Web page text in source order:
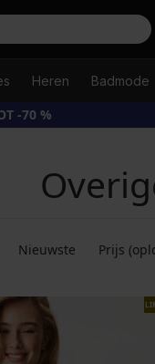
Heren Badmode
-70 %
Nieuwste Prijs